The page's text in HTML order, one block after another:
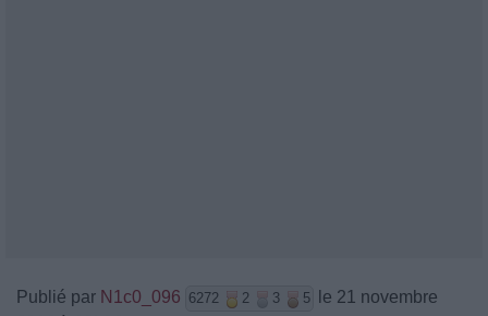
Publié par N1c0_096 6272 2 3 5
le 21 novembre